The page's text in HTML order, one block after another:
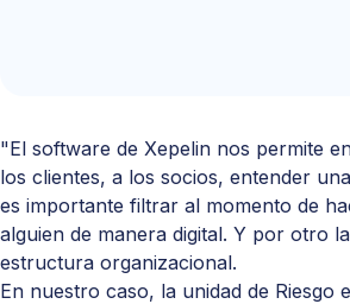
"El software de Xepelin nos permite
los clientes, a los socios, entender
es importante filtrar al momento de
alguien de manera digital. Y por otro
estructura organizacional.
En nuestro caso, la unidad de Riesgo